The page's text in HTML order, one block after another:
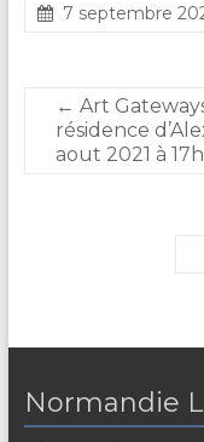
7 septembre
← Art
résidence
aout 2021 à
Normandie